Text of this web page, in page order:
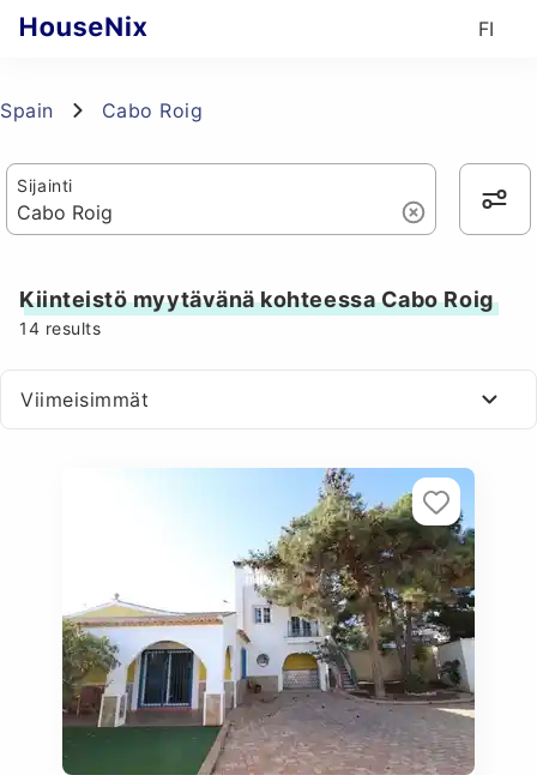
FI
Spain Cabo Roig
Sijainti
Kiinteistö myytävänä kohteessa Cabo Roig
14 results
Viimeisimmät